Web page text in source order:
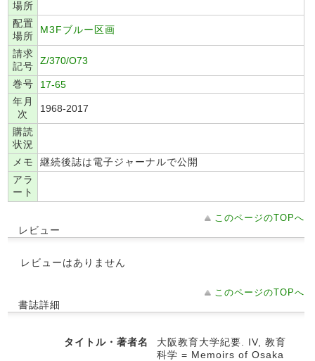
場所
配置
場所
M3Fブルー区画
請求
記号
Z/370/O73
巻号
17-65
年月
次
1968-2017
購読
状況
メモ
継続後誌は電子ジャーナルで公開
アラ
ート
このページのTOPへ
レビュー
レビューはありません
このページのTOPへ
書誌詳細
タイトル・著者名
大阪教育大学紀要. IV, 教育
科学 = Memoirs of Osaka